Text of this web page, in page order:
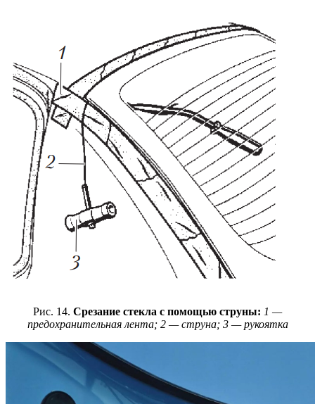
Рис. 14. Срезание стекла с помощью струны: 1 —
предохранительная лента; 2 — струна; 3 — рукоятка